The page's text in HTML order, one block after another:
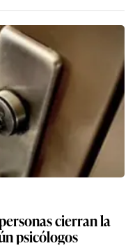
cierran la
psicólogos